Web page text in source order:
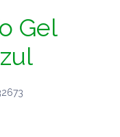
Gel